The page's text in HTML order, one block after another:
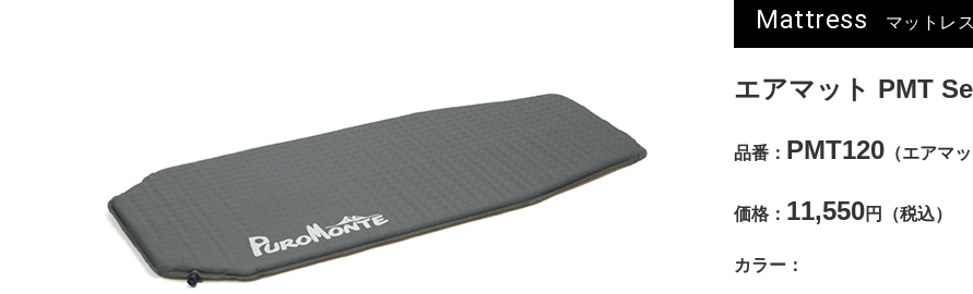
Mattress マットレス
エアマット PMT
品番： PMT120 （エアマ
価格： 11,550円（税込）
カラー：